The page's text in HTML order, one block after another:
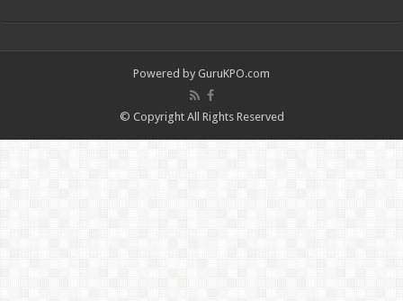
Powered by GuruKPO.com
© Copyright All Rights Reserved